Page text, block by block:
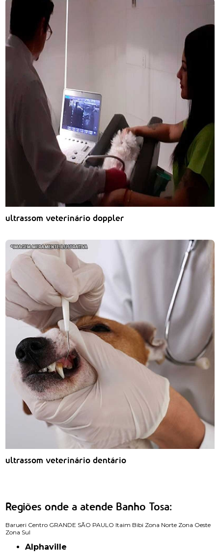
ultrassom veterinário doppler
ultrassom veterinário dentário
Regiões onde a atende Banho Tosa:
Barueri Centro GRANDE SÃO PAULO Itaim Bibi Zona Norte Zona Oeste
Zona Sul
Alphaville